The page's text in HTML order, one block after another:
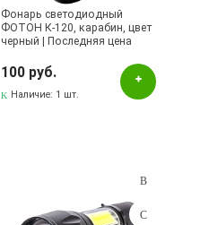
Фонарь светодиодный
ФОТОН К-120, карабин, цвет
черный | Последняя цена
100 руб.
Наличие: 1 шт.